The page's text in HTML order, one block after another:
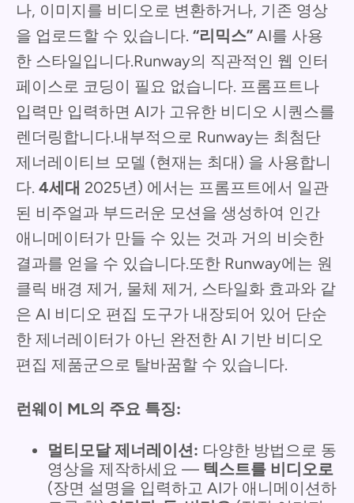
나, 이미지를 비디오로 변환하거나, 기존 영상
을 업로드할 수 있습니다. “리믹스” AI를 사용
한 스타일입니다.Runway의 직관적인 웹 인터
페이스로 코딩이 필요 없습니다. 프롬프트나
입력만 입력하면 AI가 고유한 비디오 시퀀스를
렌더링합니다.내부적으로 Runway는 최첨단
제너레이티브 모델 (현재는 최대) 을 사용합니
다. 4세대 2025년) 에서는 프롬프트에서 일관
된 비주얼과 부드러운 모션을 생성하여 인간
애니메이터가 만들 수 있는 것과 거의 비슷한
결과를 얻을 수 있습니다.또한 Runway에는 원
클릭 배경 제거, 물체 제거, 스타일화 효과와 같
은 AI 비디오 편집 도구가 내장되어 있어 단순
한 제너레이터가 아닌 완전한 AI 기반 비디오
편집 제품군으로 탈바꿈할 수 있습니다.
런웨이 ML의 주요 특징:
멀티모달 제너레이션: 다양한 방법으로 동
영상을 제작하세요 — 텍스트를 비디오로
(장면 설명을 입력하고 AI가 애니메이션하